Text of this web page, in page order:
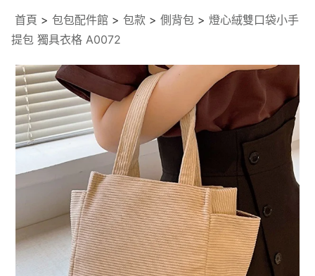
首頁 > 包包配件館 > 包款 > 側背包 > 燈心絨雙口袋小手
提包 獨具衣格 A0072